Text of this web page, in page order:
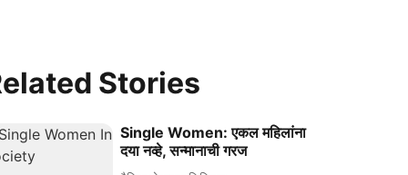
Stories
Single Women: एकल महिलांना
दया नव्हे, सन्मानाची गरज